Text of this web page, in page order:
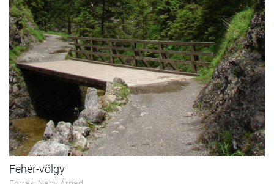
Fehér-völgy